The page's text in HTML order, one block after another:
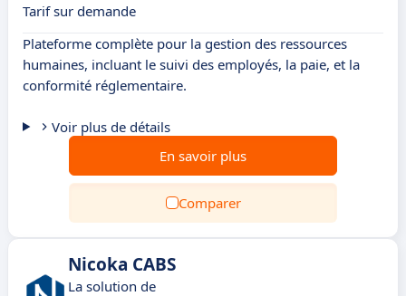
Tarif sur demande
Plateforme complète pour la gestion des ressources
humaines, incluant le suivi des employés, la paie, et la
conformité réglementaire.
Voir plus de détails
En savoir plus
Comparer
Nicoka CABS
La solution de